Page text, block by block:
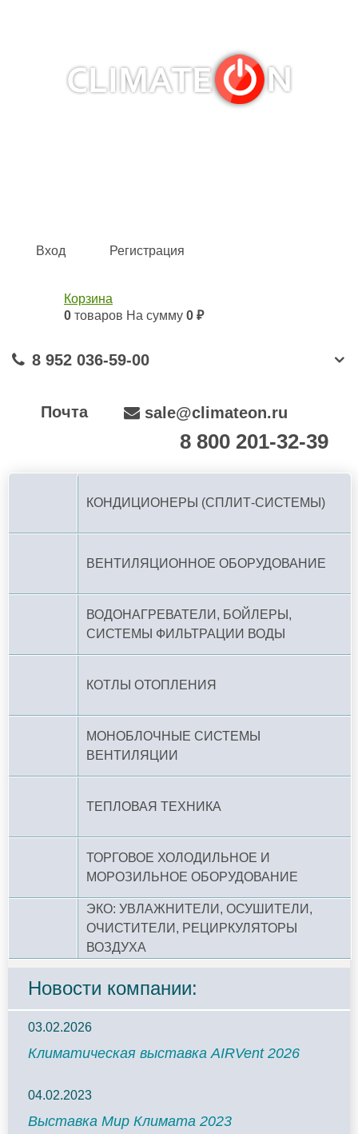
Вход Регистрация
Корзина
0 товаров На сумму 0 ₽
8 952 036-59-00
Почта sale@climateon.ru
8 800 201-32-39
КОНДИЦИОНЕРЫ (СПЛИТ-СИСТЕМЫ)
ВЕНТИЛЯЦИОННОЕ ОБОРУДОВАНИЕ
ВОДОНАГРЕВАТЕЛИ, БОЙЛЕРЫ,
СИСТЕМЫ ФИЛЬТРАЦИИ ВОДЫ
КОТЛЫ ОТОПЛЕНИЯ
МОНОБЛОЧНЫЕ СИСТЕМЫ
ВЕНТИЛЯЦИИ
ТЕПЛОВАЯ ТЕХНИКА
ТОРГОВОЕ ХОЛОДИЛЬНОЕ И
МОРОЗИЛЬНОЕ ОБОРУДОВАНИЕ
ЭКО: УВЛАЖНИТЕЛИ, ОСУШИТЕЛИ,
ОЧИСТИТЕЛИ, РЕЦИРКУЛЯТОРЫ
ВОЗДУХА
Новости компании:
03.02.2026
Климатическая выставка AIRVent 2026
04.02.2023
Выставка Мир Климата 2023